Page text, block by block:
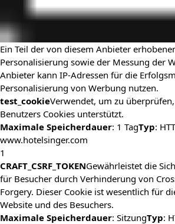
Ein Teil der von diesem Anbieter
Personalisierung sowie der Messung der
Anbieter kann IP-Adressen für die
Personalisierung von Werbung nutzen.
test_cookieVerwendet, um zu
Benutzers Cookies unterstützt.
Maximale Speicherdauer: 1 TagTyp:
www.hotelsinger.com
1
CRAFT_CSRF_TOKENGewährleistet die
für Besucher durch Verhinderung von
Forgery. Dieser Cookie ist wesentlich für
Website und des Besuchers.
Maximale Speicherdauer: SitzungTyp: